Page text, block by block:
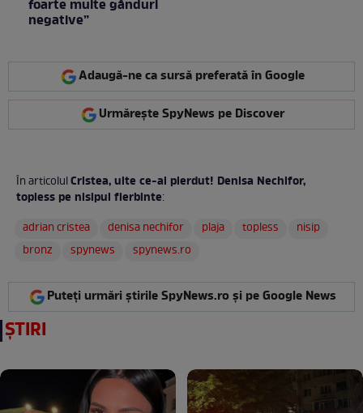
foarte multe gânduri
negative”
Adaugă-ne ca sursă preferată în Google
Urmărește SpyNews pe Discover
În articolulCristea, uite ce-ai pierdut! Denisa Nechifor,
topless pe nisipul fierbinte:
adrian cristea
denisa nechifor plaja topless
nisip
bronz
spynews spynews.ro
Puteți urmări știrile SpyNews.ro și pe Google News
ȘTIRI